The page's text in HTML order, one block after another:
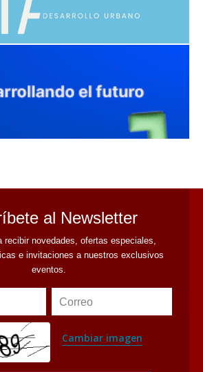
al Newsletter
recibir novedades, ofertas especiales,
e invitaciones a nuestros exclusivos
eventos.
Correo
Cambiar imagen